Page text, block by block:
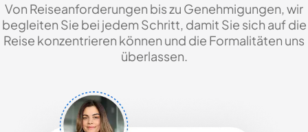
Von Reiseanforderungen bis zu Genehmigungen, wir
begleiten Sie bei jedem Schritt, damit Sie sich auf die
Reise konzentrieren können und die Formalitäten uns
überlassen.